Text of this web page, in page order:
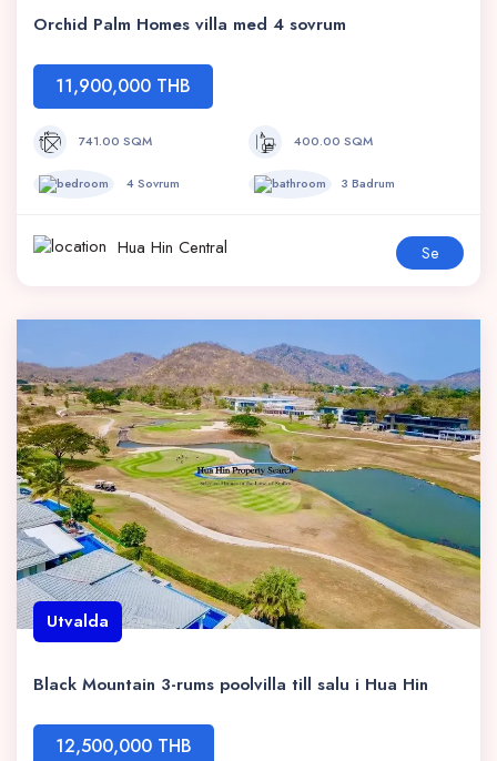
Orchid Palm Homes villa med 4 sovrum
11,900,000 THB
741.00 SQM 400.00 SQM
4 Sovrum 3 Badrum
Hua Hin Central Se
Utvalda
Black Mountain 3-rums poolvilla till salu i Hua Hin
12,500,000 THB